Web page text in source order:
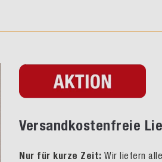
Versandkostenfreie
Nur für kurze Zeit: Wir liefern